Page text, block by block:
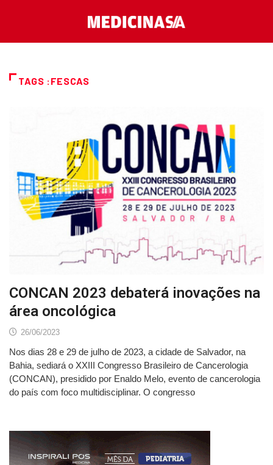
TAGS :FESCAS
CONCAN 2023 debaterá inovações na
área oncológica
26/06/2023
Nos dias 28 e 29 de julho de 2023, a cidade de Salvador, na
Bahia, sediará o XXIII Congresso Brasileiro de Cancerologia
(CONCAN), presidido por Enaldo Melo, evento de cancerologia
do país com foco multidisciplinar. O congresso